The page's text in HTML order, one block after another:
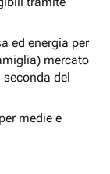
ed energia per
mercato
del
medie e